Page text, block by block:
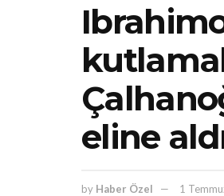
eline
by Haber Özel 1